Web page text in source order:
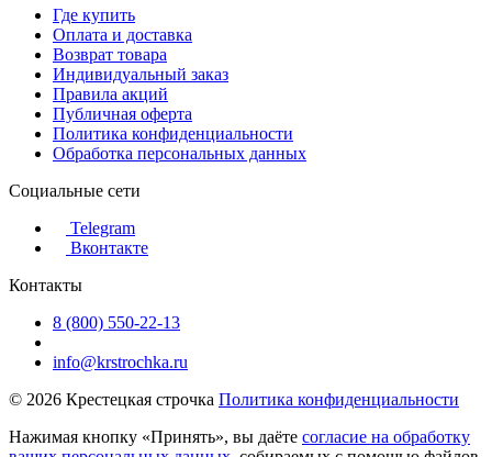
Где купить
Оплата и доставка
Возврат товара
Индивидуальный заказ
Правила акций
Публичная оферта
Политика конфиденциальности
Обработка персональных данных
Социальные сети
Telegram
Вконтакте
Контакты
8 (800) 550-22-13
info@krstrochka.ru
© 2026 Крестецкая строчка Политика конфиденциальности
Нажимая кнопку «Принять», вы даёте согласие на обработку